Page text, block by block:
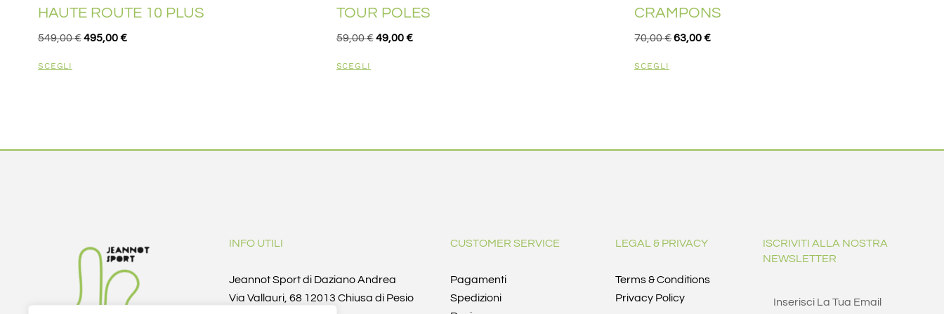
HAUTE ROUTE 10 PLUS
549,00€ 495,00€
SCEGLI
TOUR POLES
59,00€ 49,00€
SCEGLI
CRAMPONS
70,00€63,00€
SCEGLI
INFO UTILI
Jeannot Sport di Daziano Andrea
Via Vallauri, 68 12013 Chiusa di Pesio
CUSTOMER SERVICE
Pagamenti
Spedizioni
LEGAL & PRIVACY
Terms & Conditions
Privacy Policy
ISCRIVITI ALLA NOSTRA
NEWSLETTER